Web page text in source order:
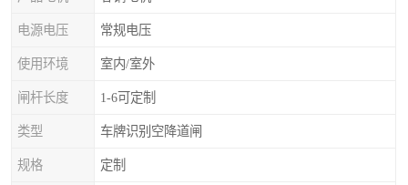
电源电压 常规电压
使用环境 室内/室外
闸杆长度 1-6可定制
类型 车牌识别空降道闸
规格 定制